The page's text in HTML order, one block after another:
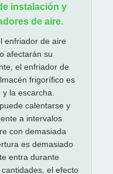
instalación y
de aire.
enfriador de aire
afectarán su
el enfriador de
frigorífico es
la escarcha.
calentarse y
a intervalos
con demasiada
es demasiado
entra durante
el efecto